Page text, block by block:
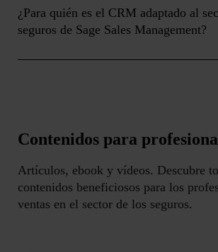
¿Para quién es el CRM adaptado al
seguros de Sage Sales Management?
Contenidos para
Artículos, ebook y vídeos. Descubre
contenidos beneficiosos para los
ventas en el sector de los seguros.